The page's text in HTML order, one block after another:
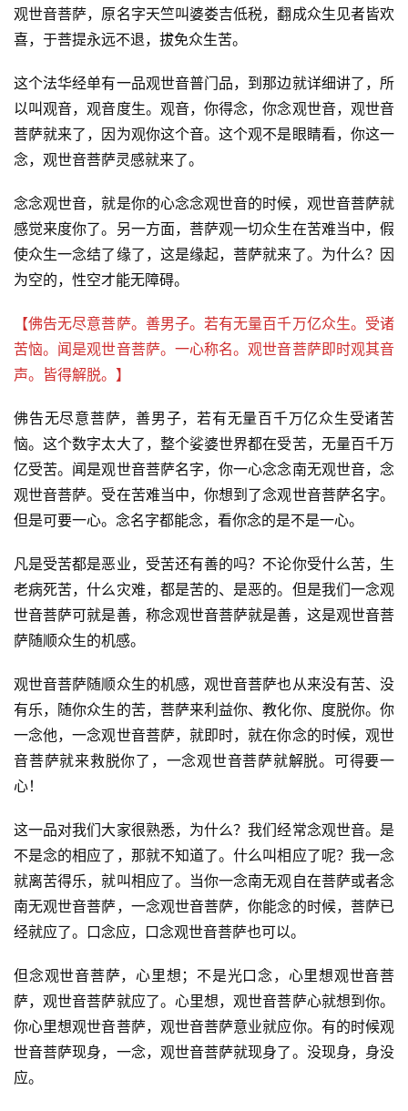
观世音菩萨，原名字天竺叫婆娄吉低税，翻成众生见者皆欢
喜，于菩提永远不退，拔免众生苦。
这个法华经单有一品观世音普门品，到那边就详细讲了，所
以叫观音，观音度生。观音，你得念，你念观世音，观世音
菩萨就来了，因为观你这个音。这个观不是眼睛看，你这一
念，观世音菩萨灵感就来了。
念念观世音，就是你的心念念观世音的时候，观世音菩萨就
感觉来度你了。另一方面，菩萨观一切众生在苦难当中，假
使众生一念结了缘了，这是缘起，菩萨就来了。为什么？因
为空的，性空才能无障碍。
【佛告无尽意菩萨。善男子。若有无量百千万亿众生。受诸
苦恼。闻是观世音菩萨。一心称名。观世音菩萨即时观其音
声。皆得解脱。】
佛告无尽意菩萨，善男子，若有无量百千万亿众生受诸苦
恼。这个数字太大了，整个娑婆世界都在受苦，无量百千万
亿受苦。闻是观世音菩萨名字，你一心念念南无观世音，念
观世音菩萨。受在苦难当中，你想到了念观世音菩萨名字。
但是可要一心。念名字都能念，看你念的是不是一心。
凡是受苦都是恶业，受苦还有善的吗？不论你受什么苦，生
老病死苦，什么灾难，都是苦的、是恶的。但是我们一念观
世音菩萨可就是善，称念观世音菩萨就是善，这是观世音菩
萨随顺众生的机感。
观世音菩萨随顺众生的机感，观世音菩萨也从来没有苦、没
有乐，随你众生的苦，菩萨来利益你、教化你、度脱你。你
一念他，一念观世音菩萨，就即时，就在你念的时候，观世
音菩萨就来救脱你了，一念观世音菩萨就解脱。可得要一
心！
这一品对我们大家很熟悉，为什么？我们经常念观世音。是
不是念的相应了，那就不知道了。什么叫相应了呢？我一念
就离苦得乐，就叫相应了。当你一念南无观自在菩萨或者念
南无观世音菩萨，一念观世音菩萨，你能念的时候，菩萨已
经就应了。口念应，口念观世音菩萨也可以。
但念观世音菩萨，心里想；不是光口念，心里想观世音菩
萨，观世音菩萨就应了。心里想，观世音菩萨心就想到你。
你心里想观世音菩萨，观世音菩萨意业就应你。有的时候观
世音菩萨现身，一念，观世音菩萨就现身了。没现身，身没
应。